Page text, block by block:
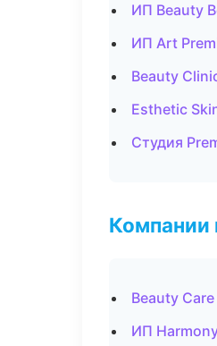
ИП Beauty
ИП Art
Beauty
Esthetic
Студия
Компании
Beauty
ИП